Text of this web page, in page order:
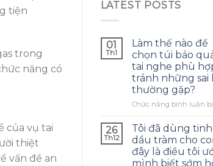
tiện
trong
năng có
của vụ tai
thiệt
vấn đề an
LATEST POSTS
01
Th1
Làm thế nào để
chọn túi bảo
tai nghe phù
tránh những sai
thường gặp?
Chức năng bình luận
26
Th12
Tôi đã dùng tinh
dầu tràm cho
đây là điều tôi
mình biết sớm